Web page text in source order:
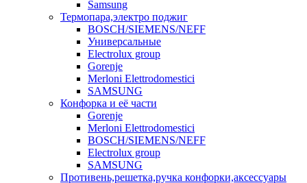
Samsung
Термопара,электро поджиг
BOSCH/SIEMENS/NEFF
Универсальные
Electrolux group
Gorenje
Merloni Elettrodomestici
SAMSUNG
Конфорка и её части
Gorenje
Merloni Elettrodomestici
BOSCH/SIEMENS/NEFF
Electrolux group
SAMSUNG
Противень,решетка,ручка конфорки,аксессуары